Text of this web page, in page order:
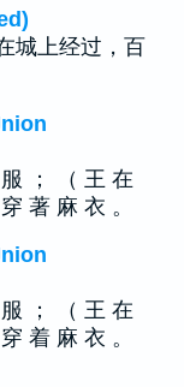
城上经过，百
； （ 王 在
著 麻 衣 。
； （ 王 在
着 麻 衣 。